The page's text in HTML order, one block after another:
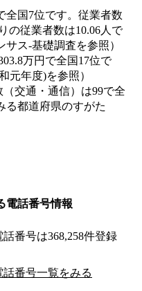
全国7位です。従業者数
の従業者数は10.06人で
ス‐基礎調査を参照）
万円で全国17位で
元年度)を参照）
交通・通信）は99で全
る都道府県のすがた
電話番号情報
番号は368,258件登録
番号一覧をみる